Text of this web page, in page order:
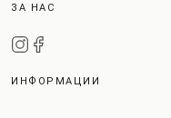
ЗА НАС
ИНФОРМАЦИИ